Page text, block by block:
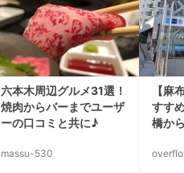
六本木周辺グルメ31選！
焼肉からバーまでユーザ
ーの口コミと共に♪
massu-530
【麻
すす
橋か